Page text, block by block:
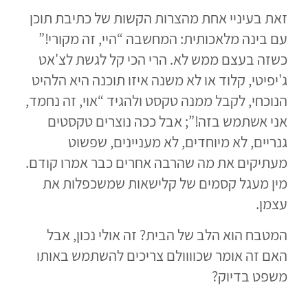
זאת בעיניי אחת מהצרות הקשות של כתיבת תוכן
עם בינה מלאכותית: המחשבה “היי, זה מקורי!”
כשזה בעצם ממש לא. הרי הכי קל לגשת לצ'אט
ג'יפיטי, קלוד או לא משנה איזו תוכנה היא הלהיט
הנוכחי, לקבל ממנה טקסט ולהגיד “אוי, זה נחמד,
אני אשתמש בזה!”; אבל ככה נוצרים טקסטים
גנריים, לא מיוחדים, לא מעניינים, שפשוט
מעתיקים את מה שהרבה אחרים כבר אמרו קודם.
מין מעגל קסמים של קלישאות שמשכפלות את
עצמן.
המטבח הוא הלב של הבית? זה אולי נכון, אבל
האם זה אומר שכוווולם צריכים להשתמש באותו
משפט בדיוק?